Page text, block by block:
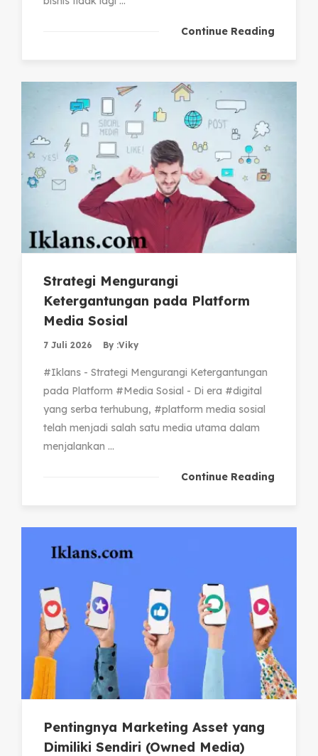
Continue Reading
Strategi Mengurangi
Ketergantungan pada Platform
Media Sosial
7 Juli 2026 By :Viky
#Iklans - Strategi Mengurangi Ketergantungan
pada Platform #Media Sosial - Di era #digital
yang serba terhubung, #platform media sosial
telah menjadi salah satu media utama dalam
menjalankan ...
Continue Reading
Pentingnya Marketing Asset yang
Dimiliki Sendiri (Owned Media)